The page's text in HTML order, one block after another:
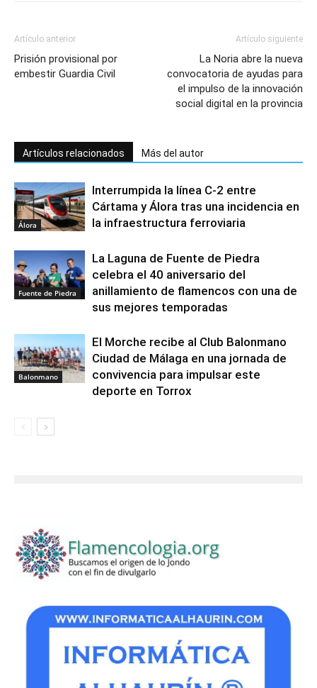
Artículo anterior
Prisión provisional por
embestir Guardia Civil
Artículo siguiente
La Noria abre la nueva
convocatoria de ayudas para
el impulso de la innovación
social digital en la provincia
Artículos relacionados Más del autor
Álora
Interrumpida la línea C-2 entre
Cártama y Álora tras una incidencia en
la infraestructura ferroviaria
Fuente de Piedra
La Laguna de Fuente de Piedra
celebra el 40 aniversario del
anillamiento de flamencos con una de
sus mejores temporadas
Balonmano
El Morche recibe al Club Balonmano
Ciudad de Málaga en una jornada de
convivencia para impulsar este
deporte en Torrox